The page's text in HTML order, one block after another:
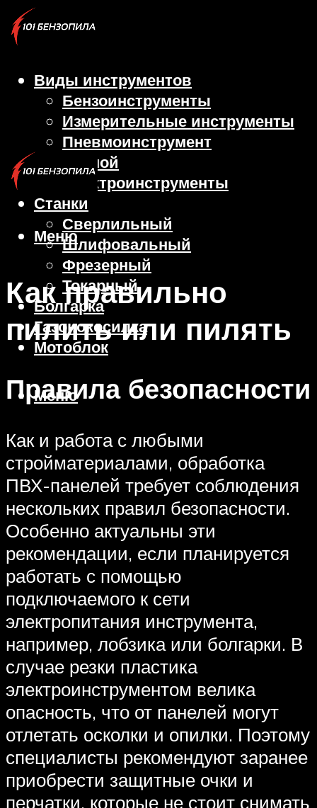
Виды инструментов
Бензоинструменты
Измерительные инструменты
Пневмоинструмент
Ручной
Электроинструменты
Станки
Сверлильный
Шлифовальный
Фрезерный
Токарный
Болгарка
Газонокосилка
Мотоблок
Меню
Меню
Как правильно
пилить или пилять
Правила безопасности
Как и работа с любыми
стройматериалами, обработка
ПВХ-панелей требует соблюдения
нескольких правил безопасности.
Особенно актуальны эти
рекомендации, если планируется
работать с помощью
подключаемого к сети
электропитания инструмента,
например, лобзика или болгарки. В
случае резки пластика
электроинструментом велика
опасность, что от панелей могут
отлетать осколки и опилки. Поэтому
специалисты рекомендуют заранее
приобрести защитные очки и
перчатки, которые не стоит снимать